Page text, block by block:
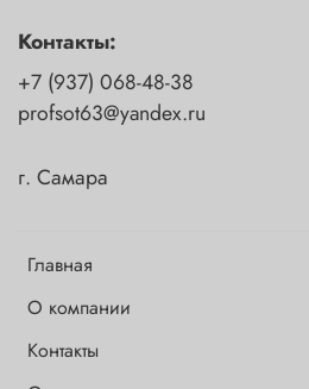
Главная
О компании
Контакты
Контакты:
+7 (937) 068-48-38
profsot63@yandex.ru
г. Самара